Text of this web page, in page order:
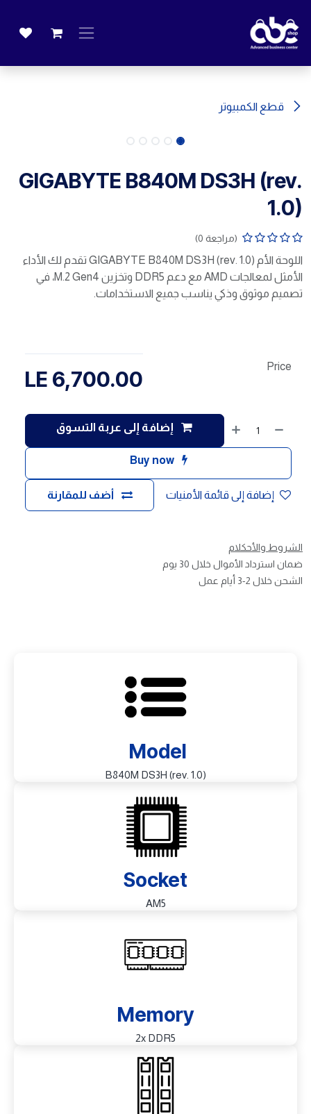
قطع الكمبيوتر
GIGABYTE B840M DS3H (rev.
1.0)
(مراجعة 0)
اللوحة الأم GIGABYTE B840M DS3H (rev. 1.0) تقدم لك الأداء
الأمثل لمعالجات AMD مع دعم DDR5 وتخزين M.2 Gen4، في
تصميم موثوق وذكي يناسب جميع الاستخدامات.
إضافة إلى عربة التسوق
Buy now
أضف للمقارنة إضافة إلى قائمة الأمنيات
Price
6,700.00
الشروط والأحكلام
ضمان استرداد الأموال خلال 30 يوم
الشحن خلال 2-3 أيام عمل
Model
B840M DS3H (rev. 1.0)
Socket
AM5
Memory
2x DDR5